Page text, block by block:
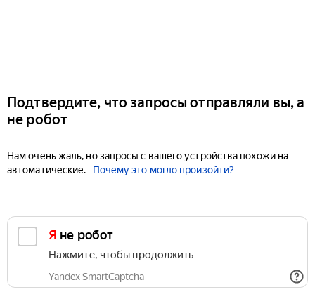
Подтвердите, что запросы отправляли вы, а
не робот
Нам очень жаль, но запросы с вашего устройства похожи на
автоматические.
Почему это могло произойти?
Я не робот
Нажмите, чтобы продолжить
Yandex SmartCaptcha